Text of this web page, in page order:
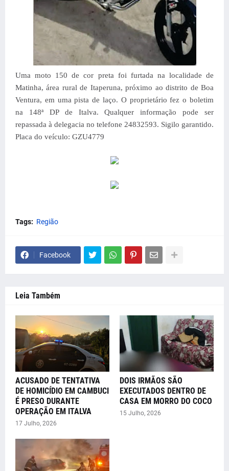
Uma moto 150 de cor preta foi furtada na localidade de
Matinha, área rural de Itaperuna, próximo ao distrito de Boa
Ventura, em uma pista de laço. O proprietário fez o boletim
na 148ª DP de Italva. Qualquer informação pode ser
repassada à delegacia no telefone 24832593. Sigilo garantido.
Placa do veículo: GZU4779
Tags: Região
Facebook
Leia Também
ACUSADO DE TENTATIVA
DE HOMICÍDIO EM CAMBUCI
É PRESO DURANTE
OPERAÇÃO EM ITALVA
17 Julho, 2026
DOIS IRMÃOS SÃO
EXECUTADOS DENTRO DE
CASA EM MORRO DO COCO
15 Julho, 2026